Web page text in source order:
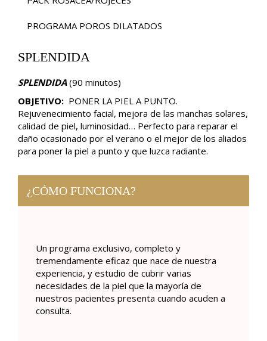
PROGRAMA POROS DILATADOS
SPLENDIDA
SPLENDIDA(90 minutos)
OBJETIVO: PONER LA PIEL A PUNTO.
Rejuvenecimiento facial, mejora de las manchas solares,
calidad de piel, luminosidad… Perfecto para reparar el
daño ocasionado por el verano o el mejor de los aliados
para poner la piel a punto y que luzca radiante.
¿CÓMO FUNCIONA?
Un programa exclusivo, completo y
tremendamente eficaz que nace de nuestra
experiencia, y estudio de cubrir varias
necesidades de la piel que la mayoría de
nuestros pacientes presenta cuando acuden a
consulta.